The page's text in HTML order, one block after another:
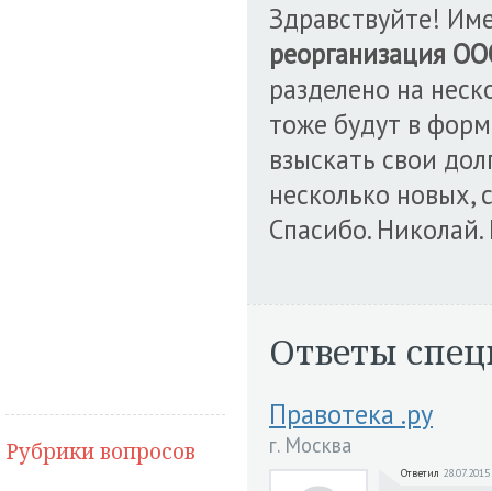
Рубрики вопросов
Здравствуйте!
реорганизация
разделено на
тоже будут в
взыскать свои
несколько новых,
Спасибо.
Ответы
Правотека .ру
г. Москва
Ответил